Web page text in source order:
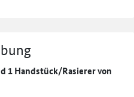
1 Handstück/Rasierer von